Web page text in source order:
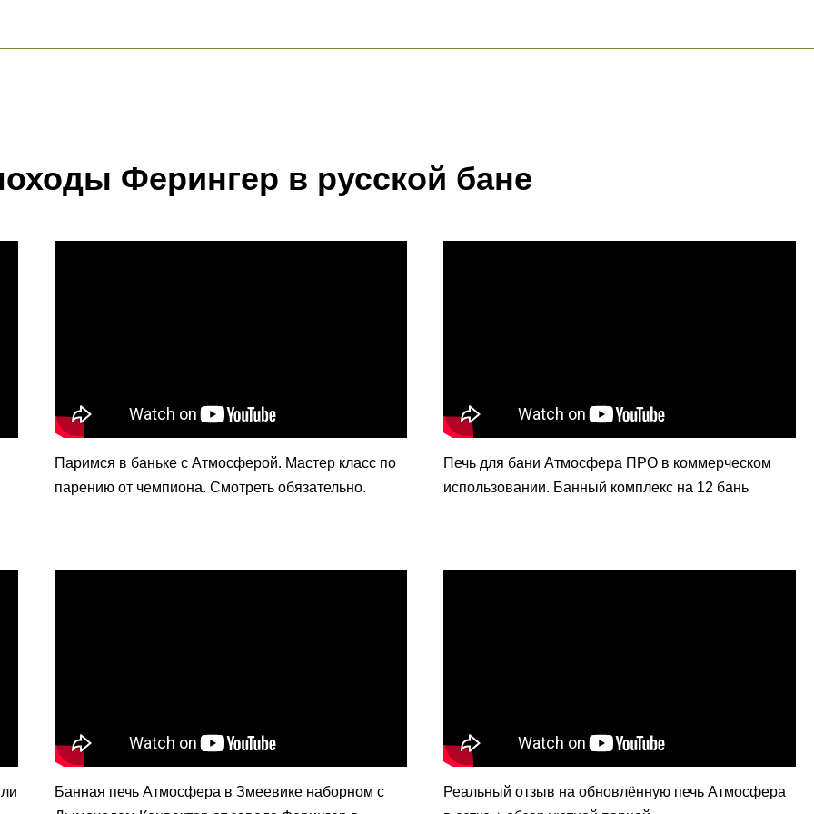
Ферингер в русской бане
Паримся в баньке с Атмосферой. Мастер класс по
парению от чемпиона. Смотреть обязательно.
Печь для бани Атмосфера ПРО в коммерческом
использовании. Банный комплекс на 12 бань
Банная печь Атмосфера в Змеевике наборном с
Реальный отзыв на обновлённую печь Атмосфера